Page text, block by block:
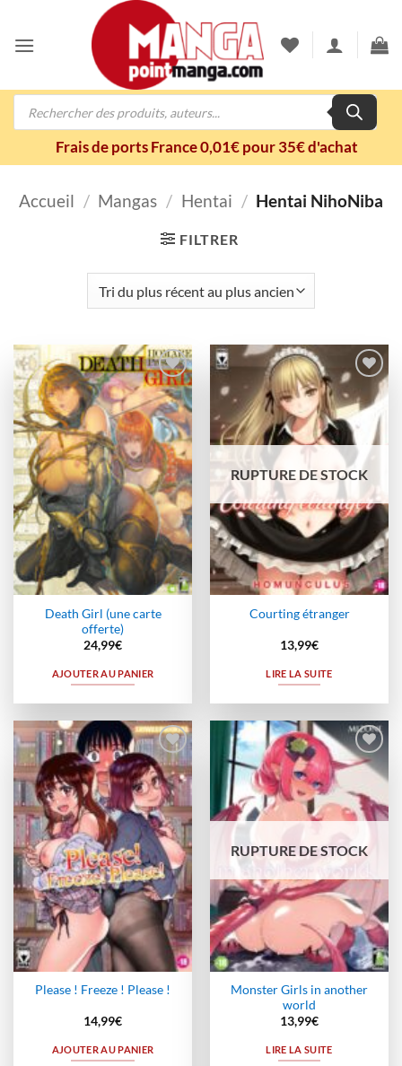
contenu
Recherche
Frais de ports France 0,01€ pour 35€ d'achat
Accueil / Mangas / Hentai / Hentai NihoNiba
FILTRER
Ajouter
à la
wishlist
Death Girl (une carte
offerte)
24,99€
AJOUTER AU PANIER
à la
wishlist
RUPTURE DE STOCK
Courting étranger
13,99€
LIRE LA SUITE
Ajouter
à la
wishlist
Please ! Freeze ! Please !
14,99€
AJOUTER AU PANIER
Ajouter
wishlist
RUPTURE DE STOCK
Monster Girls in another
world
13,99€
LIRE LA SUITE